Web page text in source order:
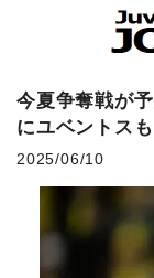
今夏争奪戦が
にユベントス
2025/06/10